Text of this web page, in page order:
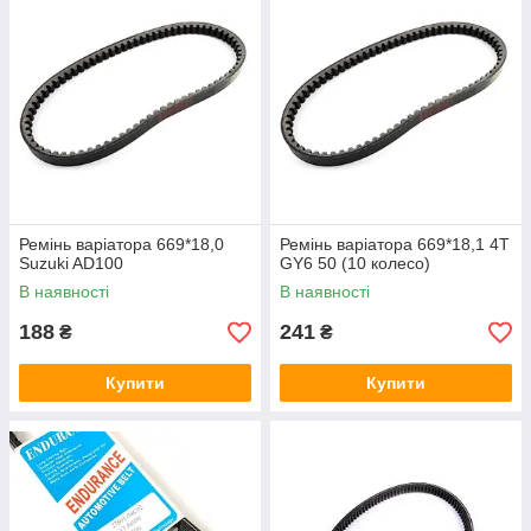
Ремінь варіатора 669*18,0
Suzuki AD100
В наявності
188 ₴
Купити
Ремінь варіатора 669*18,1 4T
GY6 50 (10 колесо)
В наявності
241 ₴
Купити